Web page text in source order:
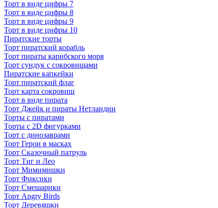
Торт в виде цифры 7
Торт в виде цифры 8
Торт в виде цифры 9
Торт в виде цифры 10
Пиратские торты
Торт пиратский корабль
Торт пираты карибского моря
Торт сундук с сокровищами
Пиратские капкейки
Торт пиратский флаг
Торт карта сокровищ
Торт в виде пирата
Торт Джейк и пираты Нетландии
Торты с пиратами
Торты с 2D фигурками
Торт с динозаврами
Торт Герои в масках
Торт Сказочный патруль
Торт Тиг и Лео
Торт Мимимишки
Торт Фиксики
Торт Смешарики
Торт Angry Birds
Торт Деревяшки